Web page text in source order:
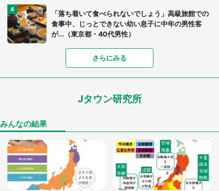
「落ち着いて食べられないでしょう」高級旅館での
食事中、じっとできない幼い息子に中年の男性客
が...（東京都・40代男性）
「富豪すぎ」1歳息子の〝店頭駄々こね〟の内容に1.
7万人驚がく 「お菓子売り場ならまだしも...」「ハ
ードル高い」
あまりにも四角すぎる猫、激写される 「これもう
「閉所恐怖症の私は新幹線で大パニック。隣席の青
年に『手を繋いで』とお願いしたら...」 体験談に
8万人感動
さらにみる
Jタウン研究所
みんなの結果